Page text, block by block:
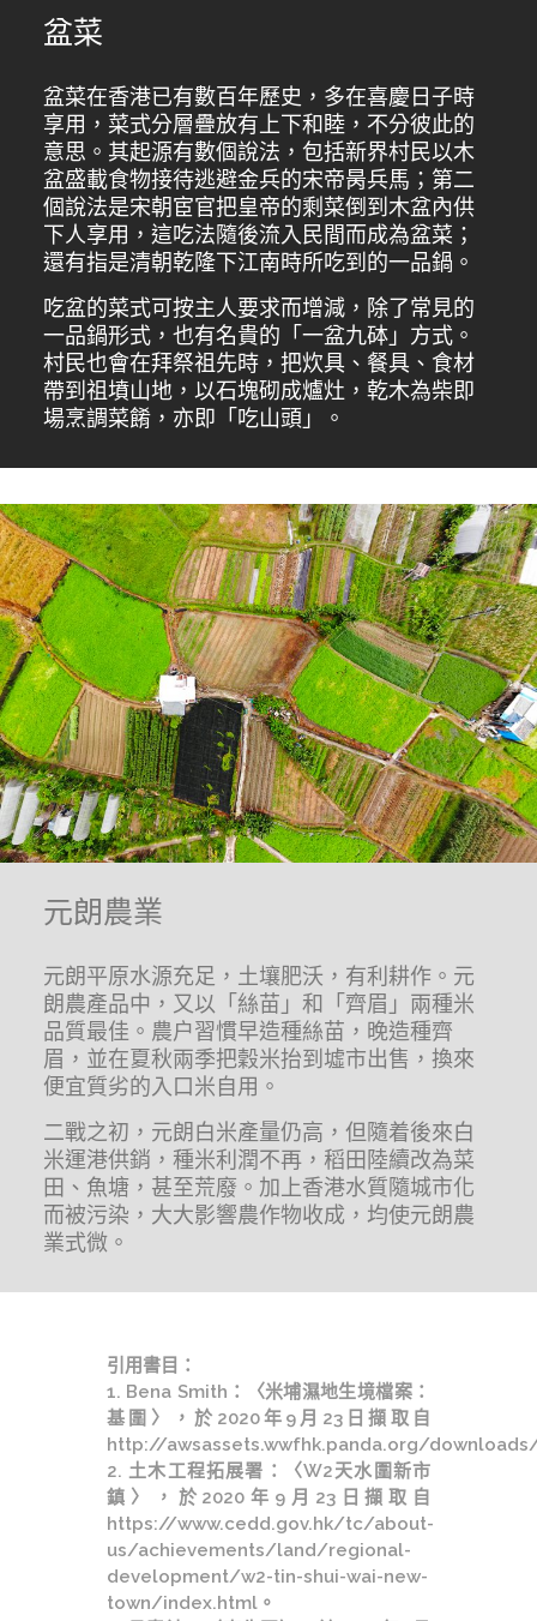
盆菜
盆菜在香港已有數百年歷史，多在喜慶日子時
享用，菜式分層疊放有上下和睦，不分彼此的
意思。其起源有數個說法，包括新界村民以木
盆盛載食物接待逃避金兵的宋帝昺兵馬；第二
個說法是宋朝宦官把皇帝的剩菜倒到木盆內供
下人享用，這吃法隨後流入民間而成為盆菜；
還有指是清朝乾隆下江南時所吃到的一品鍋。
吃盆的菜式可按主人要求而增減，除了常見的
一品鍋形式，也有名貴的「一盆九砵」方式。
村民也會在拜祭祖先時，把炊具、餐具、食材
帶到祖墳山地，以石塊砌成爐灶，乾木為柴即
場烹調菜餚，亦即「吃山頭」。
元朗農業
元朗平原水源充足，土壤肥沃，有利耕作。元
朗農產品中，又以「絲苗」和「齊眉」兩種米
品質最佳。農户習慣早造種絲苗，晚造種齊
眉，並在夏秋兩季把穀米抬到墟市出售，換來
便宜質劣的入口米自用。
二戰之初，元朗白米產量仍高，但隨着後來白
米運港供銷，種米利潤不再，稻田陸續改為菜
田、魚塘，甚至荒廢。加上香港水質隨城市化
而被污染，大大影響農作物收成，均使元朗農
業式微。
引用書目：
1. Bena Smith：〈米埔濕地生境檔案：
基圍〉，於2020年9月23日擷取自
http://awsassets.wwfhk.panda.org/
2. 土木工程拓展署：〈W2天水圍新市
鎮〉，於2020年9月23日擷取自
https://www.cedd.gov.hk/tc/about-
us/achievements/land/regional-
development/w2-tin-shui-wai-new-
town/index.html。